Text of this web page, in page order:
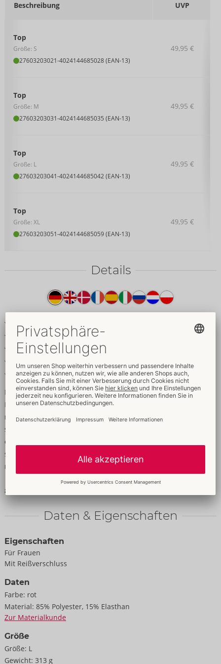
Beschreibung UVP
Top
Größe: S
27603203021-4024144685028 (EAN-13)
49,95 €
Top
Größe: M
27603203031-4024144685035 (EAN-13)
49,95 €
Top
Größe: L
27603203041-4024144685042 (EAN-13)
49,95 €
Top
Größe: XL
27603203051-4024144685059 (EAN-13)
49,95 €
Details
Produkttext
Im angesagten roten Mattlook
Durchgehender Reißverschluss vorne
Weich & elastisch für hohen Tragekomfort
Kurvenstar im roten Mattlook!
Enges tailliertes Langarm-Top von Cottelli Party im angesagten
roten Mattlook. Mit Stehkragen und durchgehendem
silberfarbenem Reißverschluss vorne. Auch als Jacke getragen
ein tolles Basic für viele Styles. Das elastische Material
schmiegt sich besonders weich an – und macht jede Bewegung
mit.
85% Polyester, 15% Elasthan.
Daten & Eigenschaften
Eigenschaften
Für Frauen
Mit Reißverschluss
Daten
Farbe: rot
Material: 85% Polyester, 15% Elasthan
Zur Materialkunde
Größe
Größe: L
Gewicht: 313 g